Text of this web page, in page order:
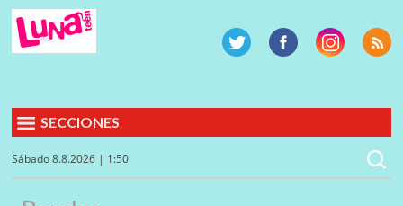
SECCIONES
Sábado 8.8.2026 | 1:50